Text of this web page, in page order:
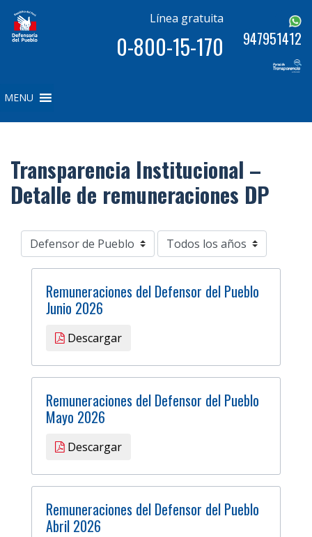
Línea gratuita
0-800-15-170 947951412
MENU
Transparencia Institucional –
Detalle de remuneraciones DP
Remuneraciones del Defensor del Pueblo
Junio 2026
Descargar
Remuneraciones del Defensor del Pueblo
Mayo 2026
Descargar
Remuneraciones del Defensor del Pueblo
Abril 2026